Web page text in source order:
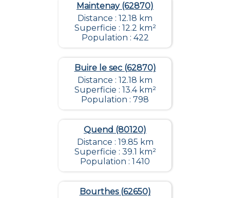
Maintenay (62870)
Distance : 12.18 km
Superficie : 12.2 km²
Population : 422
Buire le sec (62870)
Distance : 12.18 km
Superficie : 13.4 km²
Population : 798
Quend (80120)
Distance : 19.85 km
Superficie : 39.1 km²
Population : 1 410
Bourthes (62650)